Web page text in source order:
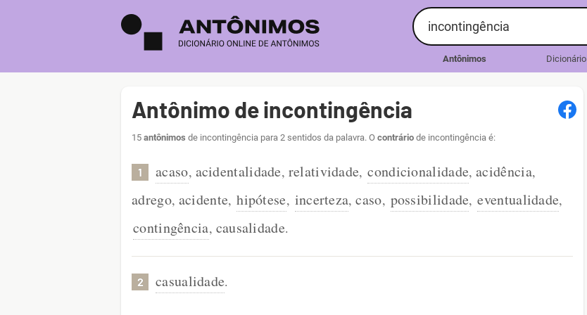
Antônimos Dicionário
Antônimo de incontingência
15 antônimos de incontingência para 2 sentidos da palavra. O contrário de incontingência é:
1 acaso, acidentalidade, relatividade, condicionalidade,acidência,
adrego, acidente, hipótese, incerteza,caso, possibilidade, eventualidade,
contingência, causalidade.
2 casualidade.